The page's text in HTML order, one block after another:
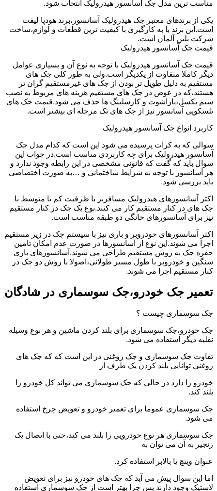
مناسب ترین مدل جک آسانسور هیدرولیک انتخاب شود.
یکی از برندهای معتبر جک هیدرولیک آسانسور،برند هودپا لیفت
است.این برند با به کارگیری با کیفیت ترین قطعات و لوازم،ساخت
شرکت بلین آلمان است.
قیمت جک آسانسور هیدرولیک
قیمت جک آسانسور هیدرولیک با توجه به نوع آن و بسیاری عوامل
دیگر کاملا متفاوت از یکدیگر است.ولی به طور کلی جک های
مستقیم به دلیل طویل تر بودن از جک های غیرمستقیم گران تر
هستند،که در عوض در جک های مستقیم هزینه های مربوط به نصب
سیم بکسل،پاراشوت و کارسلینگ ها حذف می شود.قیمت جک های
تلسکوپی آسانسور نیز از جک های تک مرحله ای بیشتر است.
کاربرد انواع جک آسانسور هیدرولیک
سوالی که به کرات پرسیده می شود این است که کدام مدل جک
آسانسور هیدرولیک برای چه کاربردی مناسب است.در جواب این
سوال باید که گفت که قانونی مشخصی در این رابطه وجود ندارد و
هر آسانسور با توجه به شرایط ساختمانی و …به صورت اختصاصی
باید بررسی شود.
اکثر آسانسورهای هیدرولیک مسافربر با ظرفیت کم یا متوسط با
جک های در کنار مستقیم کار می کنند.نوع یک جک در کنار مستقیم
نیز برای آسانسورهای خانگی دو طبقه مناسب است.
اکثر آسانسورهای خودروبر و باری نیز با سیستم جک در زیر مستقیم
اجرا می شوند.این نوع از آسانسورها در صورت عدم امکان تامین
حفره جک به روش مستقیم طراحی می شوند.آسانسورهای باری
سنگین و خودروبر با طول مسیر طولانی،اصولا با روش دو جک در
کنار مستقیم اجرا می شوند.
تعمیر جک خودرو،جک سوسماری در شادگان
جک سوسماری چیست ؟
جک خودرو،جک سوسماری برای بلند کردن ماشین و هر نوع وسیله
نقلیه دیگر استفاده می شود.
تفاوت جک سوسماری و جک روغنی در این است که که جک های
روغنی توانایی بلند کردن یک طرف از
خودرو را دارد در حالی که جک سوسماری می تواند کل خودرو را
بلند کند.
جک سوسماری عموما برای تعمیر خودرو و تعویض چرخ استفاده
می شود.
جک سوسماری هر نوع خودرویی را بلند می کند،حتی با اتصال یک
زنجیر به آن می توان به
عنوان وینچ یا بالابر استفاده کرد.
اما این سوال پیش می آید که جک های خودرو نیز برای تعویض
لاستیک وجود دارند پس چرا بهتر است از جک سوسماری استفاده